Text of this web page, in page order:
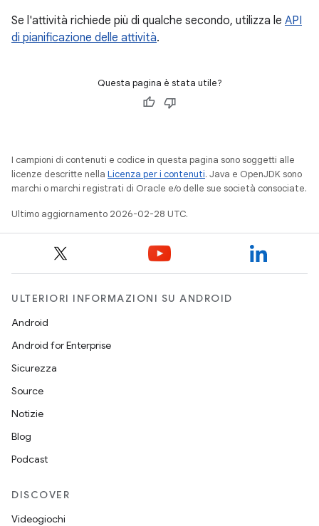
Se l'attività richiede più di qualche secondo, utilizza le API
di pianificazione delle attività.
Questa pagina è stata utile?
I campioni di contenuti e codice in questa pagina sono soggetti alle
licenze descritte nella Licenza per i contenuti. Java e OpenJDK sono
marchi o marchi registrati di Oracle e/o delle sue società consociate.
Ultimo aggiornamento 2026-02-28 UTC.
ULTERIORI INFORMAZIONI SU ANDROID
Android
Android for Enterprise
Sicurezza
Source
Notizie
Blog
Podcast
DISCOVER
Videogiochi